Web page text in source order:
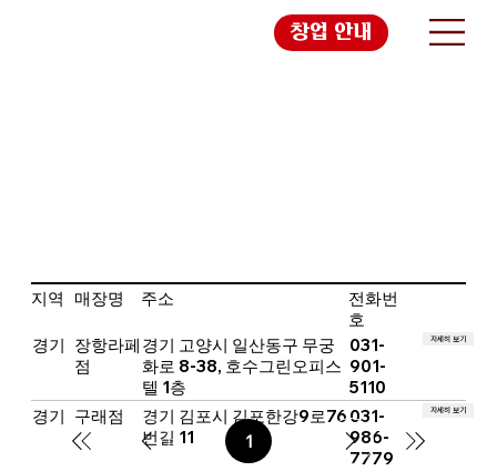
창업 안내
지역 매장명 주소
전화번
호
경기 장항라페
점
경기 고양시 일산동구 무궁
화로 8-38, 호수그린오피스
텔 1층
031-
901-
5110
자세히 보기
경기 구래점
경기 김포시 김포한강9로76
번길 11
031-
986-
7779
자세히 보기
1페
이